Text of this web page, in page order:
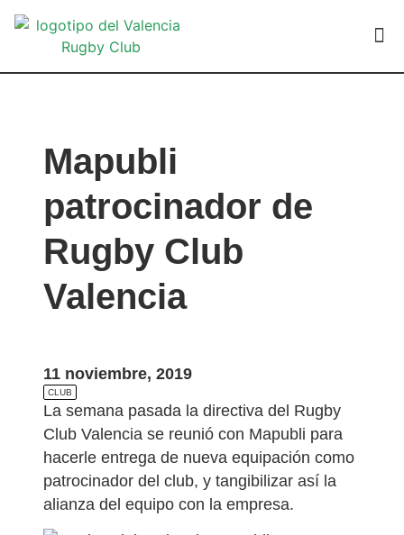
Mapubli
patrocinador de
Rugby Club
Valencia
11 noviembre, 2019
CLUB
La semana pasada la directiva del Rugby
Club Valencia se reunió con Mapubli para
hacerle entrega de nueva equipación como
patrocinador del club, y tangibilizar así la
alianza del equipo con la empresa.